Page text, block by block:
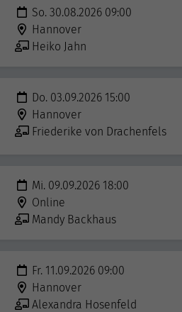
So. 30.08.2026 09:00
Hannover
Heiko Jahn
Do. 03.09.2026 15:00
Hannover
Friederike von Drachenfels
Mi. 09.09.2026 18:00
Online
Mandy Backhaus
Fr. 11.09.2026 09:00
Hannover
Alexandra Hosenfeld